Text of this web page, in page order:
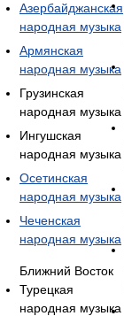
Азербайджанская
народная музыка
Армянская
народная музыка
Грузинская
народная музыка
Ингушская
народная музыка
Осетинская
народная музыка
Чеченская
народная музыка
Ближний Восток
Турецкая
народная музыка